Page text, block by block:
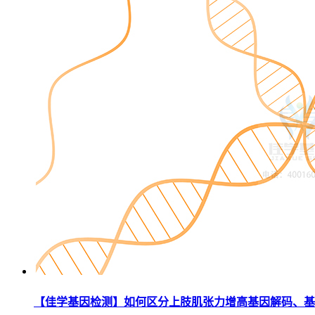
【佳学基因检测】如何区分上肢肌张力增高基因解码、